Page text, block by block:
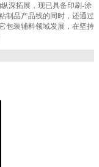
深拓展，现已具备印刷-涂
制品产品线的同时，还通过
包装辅料领域发展，在坚持